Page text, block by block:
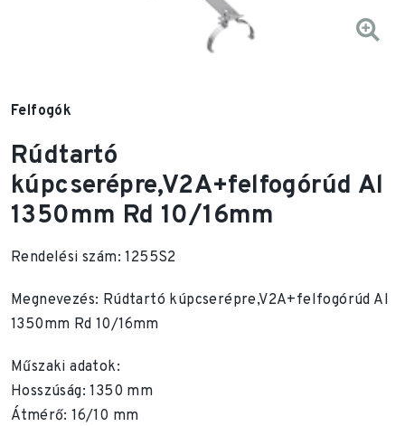
Felfogók
Rúdtartó
kúpcserépre,V2A+felfogórúd Al
1350mm Rd 10/16mm
Rendelési szám: 1255S2
Megnevezés: Rúdtartó kúpcserépre,V2A+felfogórúd Al
1350mm Rd 10/16mm
Műszaki adatok:
Hosszúság: 1350 mm
Átmérő: 16/10 mm